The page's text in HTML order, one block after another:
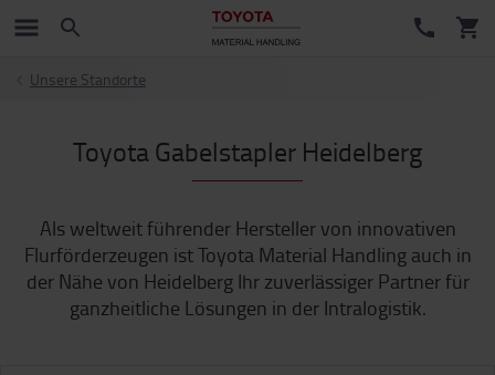
Unsere Standorte
Toyota Gabelstapler Heidelberg
Als weltweit führender Hersteller von innovativen
Flurförderzeugen ist Toyota Material Handling auch in
der Nähe von Heidelberg Ihr zuverlässiger Partner für
ganzheitliche Lösungen in der Intralogistik.